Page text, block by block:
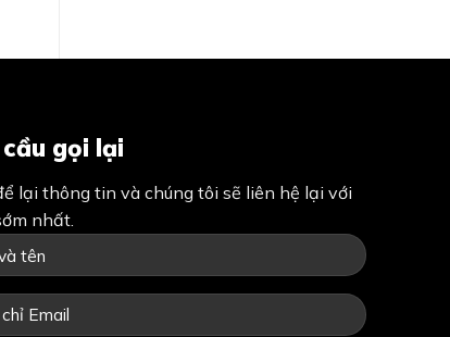
cầu gọi lại
lại thông tin và chúng tôi sẽ liên hệ lại với
nhất.